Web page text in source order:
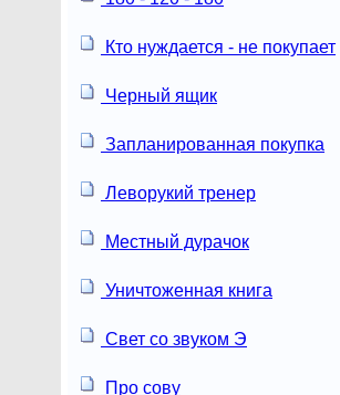
Кто нуждается - не покупает
Черный ящик
Запланированная покупка
Леворукий тренер
Местный дурачок
Уничтоженная книга
Свет со звуком Э
Про сову